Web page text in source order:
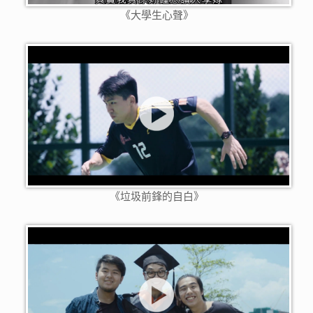
《大學生心聲》
《垃圾前鋒的自白》